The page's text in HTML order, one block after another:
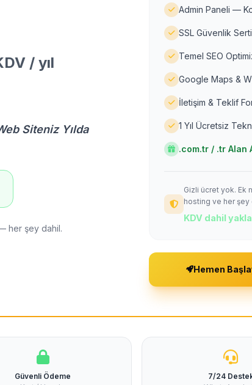
/ yıl
Siteniz Yılda
her şey dahil.
Admin Paneli —
SSL Güvenlik
Temel SEO
Google Maps &
İletişim & Teklif
1 Yıl Ücretsiz
.com.tr / .tr Alan
Gizli ücret yok. Ek
hosting ve her şey
KDV dahil
Hemen
Güvenli Ödeme
7/24